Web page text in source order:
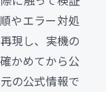
やエラー対処
現し、実機の
かめてから公
の公式情報で